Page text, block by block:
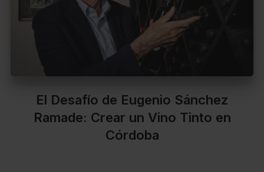
El Desafío de Eugenio Sánchez
Ramade: Crear un Vino Tinto en
Córdoba